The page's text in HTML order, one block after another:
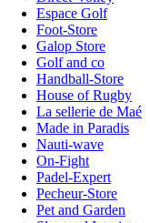
Espace Golf
Foot-Store
Galop Store
Golf and co
Handball-Store
House of Rugby
La sellerie de Maé
Made in Paradis
Nauti-wave
On-Fight
Padel-Expert
Pecheur-Store
Pet and Garden